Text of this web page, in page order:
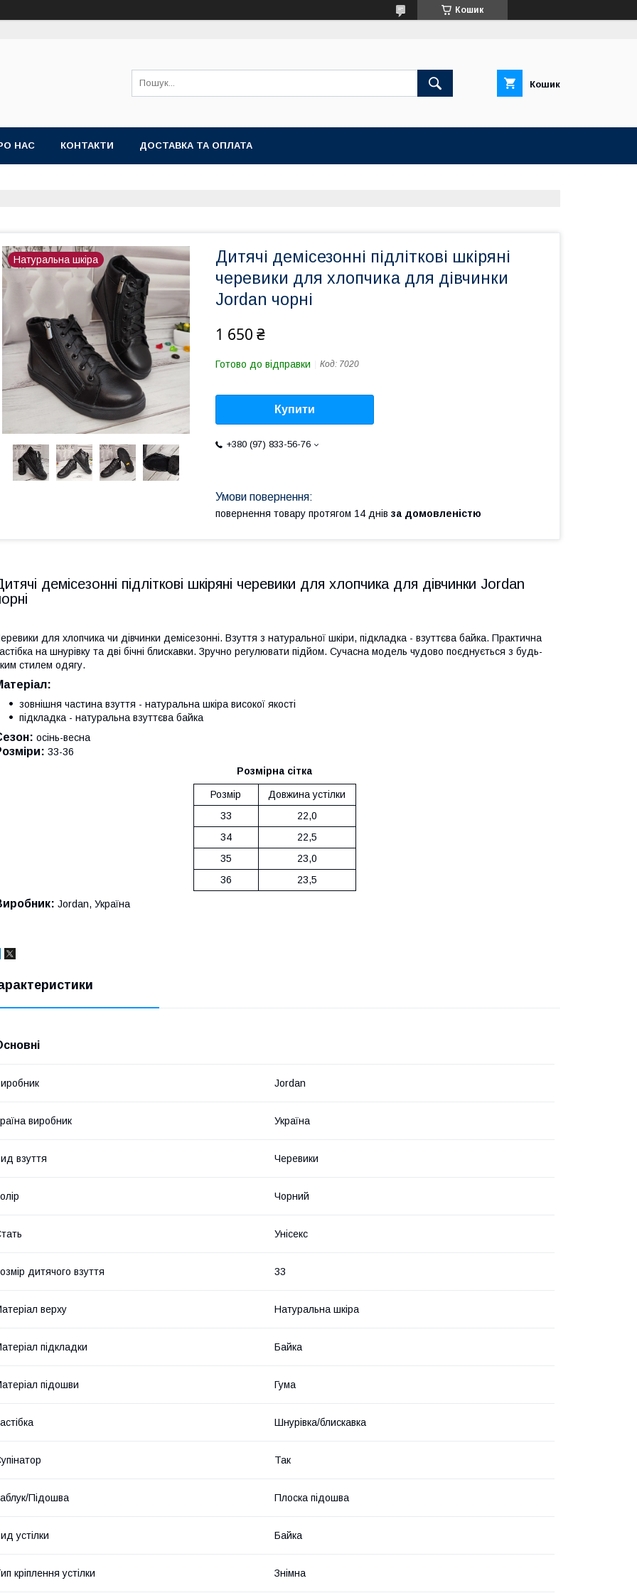
Кошик
Кошик
НАС КОНТАКТИ ДОСТАВКА ТА ОПЛАТА
Натуральна шкіра
Дитячі демісезонні підліткові шкіряні
черевики для хлопчика для дівчинки
Jordan чорні
1 650 ₴
Готово до відправки Код: 7020
Купити
+380 (97) 833-56-76
повернення товару протягом 14 днів за домовленістю
демісезонні підліткові шкіряні черевики для хлопчика для дівчинки Jordan
для хлопчика чи дівчинки демісезонні. Взуття з натуральної шкіри, підкладка - взуттєва байка. Практична
на шнурівку та дві бічні блискавки. Зручно регулювати підйом. Сучасна модель чудово поєднується з будь-
стилем одягу.
зовнішня частина взуття - натуральна шкіра високої якості
підкладка - натуральна взуттєва байка
осінь-весна
33-36
Розмірна сітка
Розмір
Довжина устілки
33
22,0
34
22,5
35
23,0
36
23,5
Jordan, Україна
Jordan
виробник Україна
взуття Черевики
Чорний
Унісекс
дитячого взуття 33
верху Натуральна шкіра
підкладки Байка
підошви Гума
Шнурівка/блискавка
Так
Підошва Плоска підошва
устілки Байка
кріплення устілки Знімна